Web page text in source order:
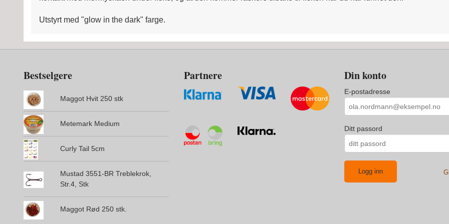
Utstyrt med "glow in the dark" farge.
Bestselgere
Maggot Hvit 250 stk
Metemark Medium
Curly Tail 5cm
Mustad 3551-BR Treblekrok,
Str.4, Stk
Maggot Rød 250 stk.
Partnere Din konto
E-postadresse
Ditt passord